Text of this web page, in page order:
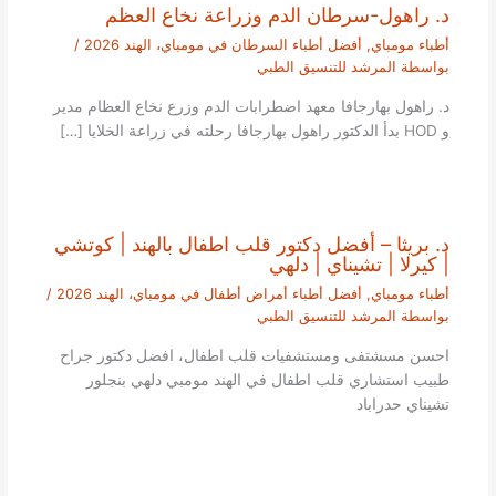
د. راهول-سرطان الدم وزراعة نخاع العظم
أطباء مومباي, أفضل أطباء السرطان في مومباي، الهند 2026
/
بواسطة المرشد للتنسيق الطبي
د. راهول بهارجافا معهد اضطرابات الدم وزرع نخاع العظام مدير
و HOD بدأ الدكتور راهول بهارجافا رحلته في زراعة الخلايا […]
د. بريثا – أفضل دكتور قلب اطفال بالهند | كوتشي
| كيرلا | تشيناي | دلهي
أطباء مومباي, أفضل أطباء أمراض أطفال في مومباي، الهند 2026
/
بواسطة المرشد للتنسيق الطبي
احسن مسشتفى ومستشفيات قلب اطفال، افضل دكتور جراح
طبيب استشاري قلب اطفال في الهند مومبي دلهي بنجلور
تشيناي حدراباد